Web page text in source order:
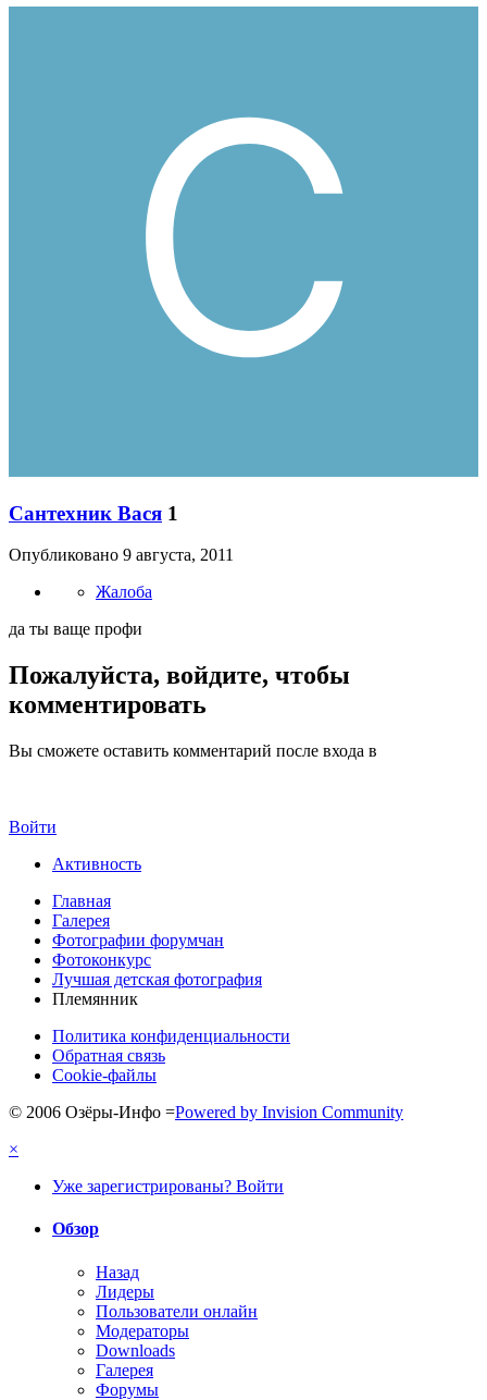
Сантехник Вася 1
Опубликовано 9 августа, 2011
Жалоба
да ты ваще профи
Пожалуйста, войдите, чтобы
комментировать
Вы сможете оставить комментарий после входа в
Войти
Активность
Главная
Галерея
Фотографии форумчан
Фотоконкурс
Лучшая детская фотография
Племянник
Политика конфиденциальности
Обратная связь
Cookie-файлы
© 2006 Озёры-Инфо =Powered by Invision Community
×
Уже зарегистрированы? Войти
Обзор
Назад
Лидеры
Пользователи онлайн
Модераторы
Downloads
Галерея
Форумы